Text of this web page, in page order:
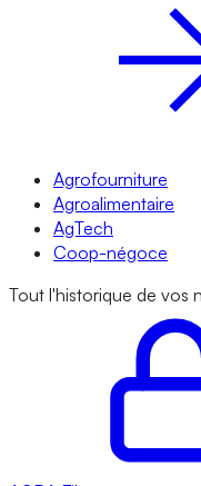
Agrofourniture
Agroalimentaire
AgTech
Coop-négoce
Tout l'historique de vos